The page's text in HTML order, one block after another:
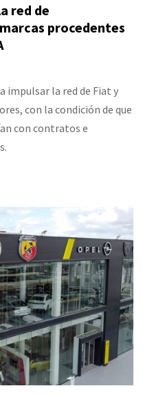
red de
procedentes
impulsar la red de Fiat y
con la condición de que
con contratos e